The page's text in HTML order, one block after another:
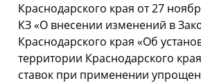
Краснодарского края от 27
КЗ «О внесении изменений в
Краснодарского края «Об
территории Краснодарского
ставок при применении